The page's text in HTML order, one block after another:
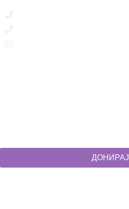
ДОНИРАЈ